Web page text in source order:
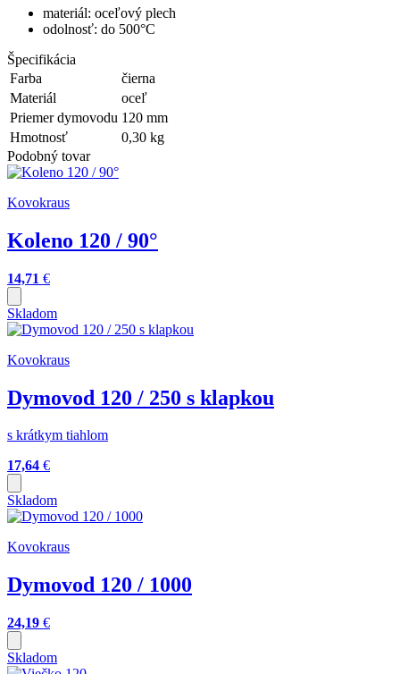
materiál: oceľový plech
odolnosť: do 500°C
Špecifikácia
Farba
čierna
Materiál
oceľ
Priemer dymovodu 120 mm
Hmotnosť
0,30 kg
Podobný tovar
Kovokraus
Koleno 120 / 90°
14,71 €
Skladom
Kovokraus
Dymovod 120 / 250 s klapkou
s krátkym tiahlom
17,64 €
Skladom
Kovokraus
Dymovod 120 / 1000
24,19 €
Skladom